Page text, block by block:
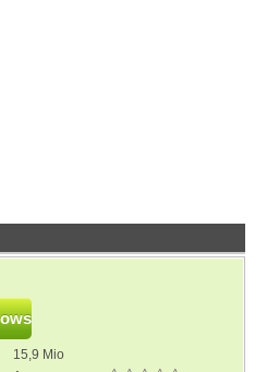
15,9 Mio